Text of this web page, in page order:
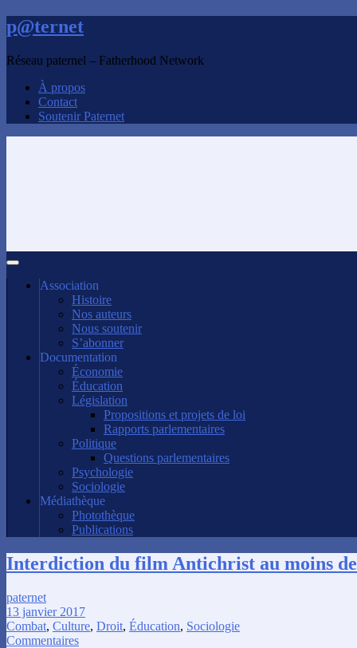
p@ternet
Réseau paternel – Fatherhood Network
À propos
Contact
Soutenir Paternet
Association
Histoire
Nos auteurs
Nous soutenir
S’abonner
Documentation
Économie
Éducation
Législation
Propositions et projets de loi
Rapports parlementaires
Politique
Questions parlementaires
Psychologie
Sociologie
Médiathèque
Photothèque
Publications
Interdiction du film Antichrist au moins
paternet
13 janvier 2017
Combat, Culture, Droit, Éducation, Sociologie
Commentaires